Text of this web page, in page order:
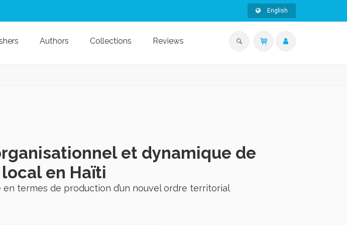
English
Authors Collections Reviews
et dynamique de
en Haïti
termes de production d’un nouvel ordre territorial